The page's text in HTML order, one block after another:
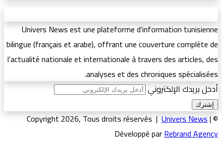
Univers News est une plateforme d’information tunisienne
bilingue (français et arabe), offrant une couverture complète de
l’actualité nationale et internationale à travers des articles, des
analyses et des chroniques spécialisées.
أدخل بريدك الإلكتروني
© Copyright 2026, Tous droits réservés |
Univers News|
Développé parRebrand Agency